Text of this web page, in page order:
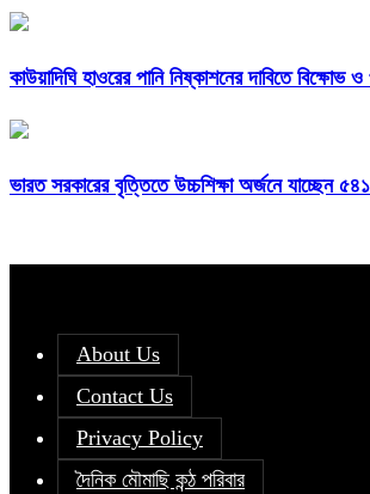
কাউয়াদিঘি হাওরের পানি নিষ্কাশনের দাবিতে বিক্ষোভ
ভারত সরকারের বৃত্তিতে উচ্চশিক্ষা অর্জনে যাচ্ছেন ৫৪১
About Us
Contact Us
Privacy Policy
দৈনিক মৌমাছি কন্ঠ পরিবার